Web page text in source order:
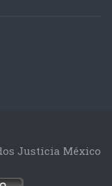
Justicia México